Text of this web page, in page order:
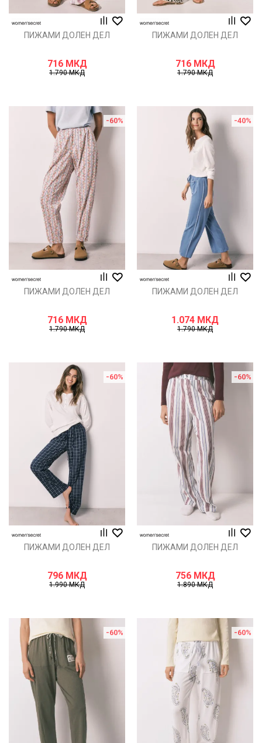
ПИЖАМИ ДОЛЕН ДЕЛ
716 МКД
1.790МКД
ПИЖАМИ ДОЛЕН ДЕЛ
716 МКД
1.790МКД
-60%
ПИЖАМИ ДОЛЕН ДЕЛ
716 МКД
1.790МКД
-40%
ПИЖАМИ ДОЛЕН ДЕЛ
1.074 МКД
1.790МКД
-60%
ПИЖАМИ ДОЛЕН ДЕЛ
796 МКД
1.990МКД
-60%
ПИЖАМИ ДОЛЕН ДЕЛ
756 МКД
1.890МКД
-60% -60%